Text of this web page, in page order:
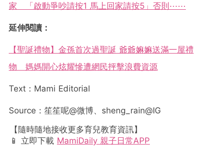
家 「啟動爭吵請按1 馬上回家請按5」否則⋯⋯
延伸閱讀：
【聖誕禮物】金孫首次過聖誕 爺爺嫲嫲送滿一屋禮
物 媽媽開心炫耀慘遭網民抨擊浪費資源
Text：Mami Editorial
Source：笙笙呢@微博、sheng_rain@IG
【隨時隨地接收更多育兒教育資訊】
📱 立即下載 MamiDaily 親子日常APP